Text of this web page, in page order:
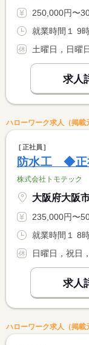
250,000円〜300,000円 ※フル
就業時間１ 9
土曜日，日曜
求人
ハローワーク求人（掲載
正社員
防水工 ◆正
株式会社トモテック
大阪府大阪
235,000円〜500,000円 ※フル
就業時間１ 8
日曜日，祝日
求人
ハローワーク求人（掲載